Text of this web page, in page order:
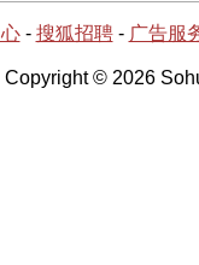
- 搜狐招聘- 广告服
Copyright © 2026